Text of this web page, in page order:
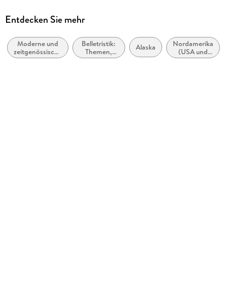
Laufzeit
Reihe
Greene Family, 6
Entdecken Sie mehr
Moderne und
zeitgenössische
Liebesromane
Belletristik:
Themen,
Stoffe,
Alaska
Nordamerika
(USA und
Kanada)